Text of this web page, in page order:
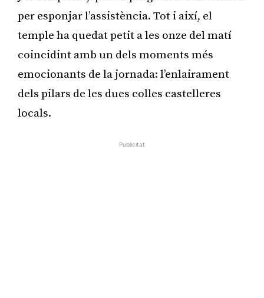
per esponjar l’assistència. Tot i així, el
temple ha quedat petit a les onze del matí
coincidint amb un dels moments més
emocionants de la jornada: l’enlairament
dels pilars de les dues colles castelleres
locals.
Publicitat